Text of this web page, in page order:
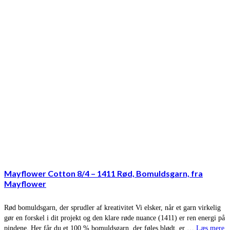
Mayflower Cotton 8/4 – 1411 Rød, Bomuldsgarn, fra
Mayflower
Rød bomuldsgarn, der sprudler af kreativitet Vi elsker, når et garn virkelig
gør en forskel i dit projekt og den klare røde nuance (1411) er ren energi på
pindene. Her får du et 100 % bomuldsgarn, der føles blødt, er … Læs mere